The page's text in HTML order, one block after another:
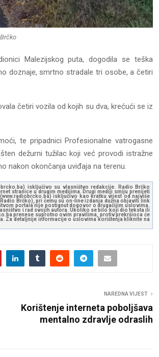
Malezijskog puta, dogodila se teška
doznaje, smrtno stradale tri osobe, a četiri
četiri vozila od kojih su dva, krećući se iz
te pripadnici Profesionalne vatrogasne
dežurni tužilac koji već provodi istražne
nakon okončanja uviđaja na terenu.
isključivo su vlasništvo redakcije. Radio Brčko
stranice u drugim medijima. Drugi mediji smiju prenijeti
isključivo kao kratku vijest od najviše
Brčko), pri čemu su on-line izdanja dužna objaviti link
portala nije postignut dogovor o drugačijim uslovima.
i rad svojih autora. Ukoliko se bilo koji dio teksta ili
prenese suprotno ovim pravilima, protiv prekršioca će
Za detaljnije informacije o uslovima korištenja kliknite na
NAREDNA VIJEST
Korištenje interneta poboljšava
mentalno zdravlje odraslih